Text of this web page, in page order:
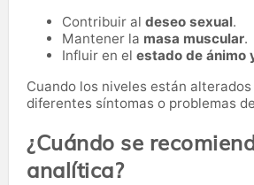
Contribuir al deseo sexual.
Mantener la masa muscular.
Influir en el estado de ánimo
Cuando los niveles están
diferentes síntomas o problemas
¿Cuándo se
analítica?